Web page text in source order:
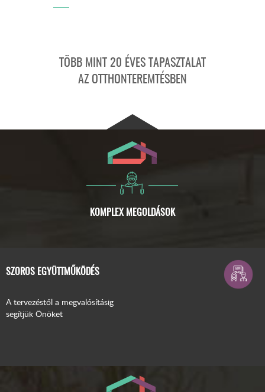
TÖBB MINT 20 ÉVES TAPASZTALAT
AZ OTTHONTEREMTÉSBEN
SZOROS EGYÜTTMŰKÖDÉS
A tervezéstől a megvalósításig
segítjük Önöket